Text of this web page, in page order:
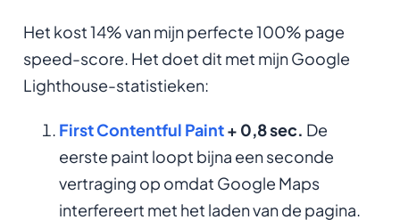
Het kost 14% van mijn perfecte 100% page
speed-score. Het doet dit met mijn Google
Lighthouse-statistieken:
First Contentful Paint+ 0,8 sec. De
eerste paint loopt bijna een seconde
vertraging op omdat Google Maps
interfereert met het laden van de pagina.